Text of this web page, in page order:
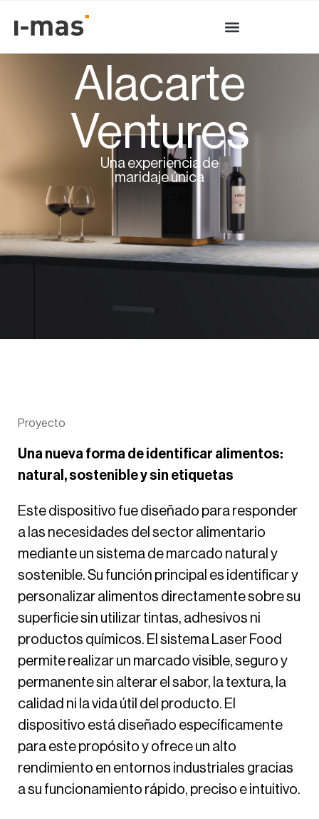
Alacarte
Ventures
Una experiencia de
maridaje única
Proyecto
Una nueva forma de identificar alimentos:
natural, sostenible y sin etiquetas
Este dispositivo fue diseñado para responder
a las necesidades del sector alimentario
mediante un sistema de marcado natural y
sostenible. Su función principal es identificar y
personalizar alimentos directamente sobre su
superficie sin utilizar tintas, adhesivos ni
productos químicos. El sistema Laser Food
permite realizar un marcado visible, seguro y
permanente sin alterar el sabor, la textura, la
calidad ni la vida útil del producto. El
dispositivo está diseñado específicamente
para este propósito y ofrece un alto
rendimiento en entornos industriales gracias
a su funcionamiento rápido, preciso e intuitivo.